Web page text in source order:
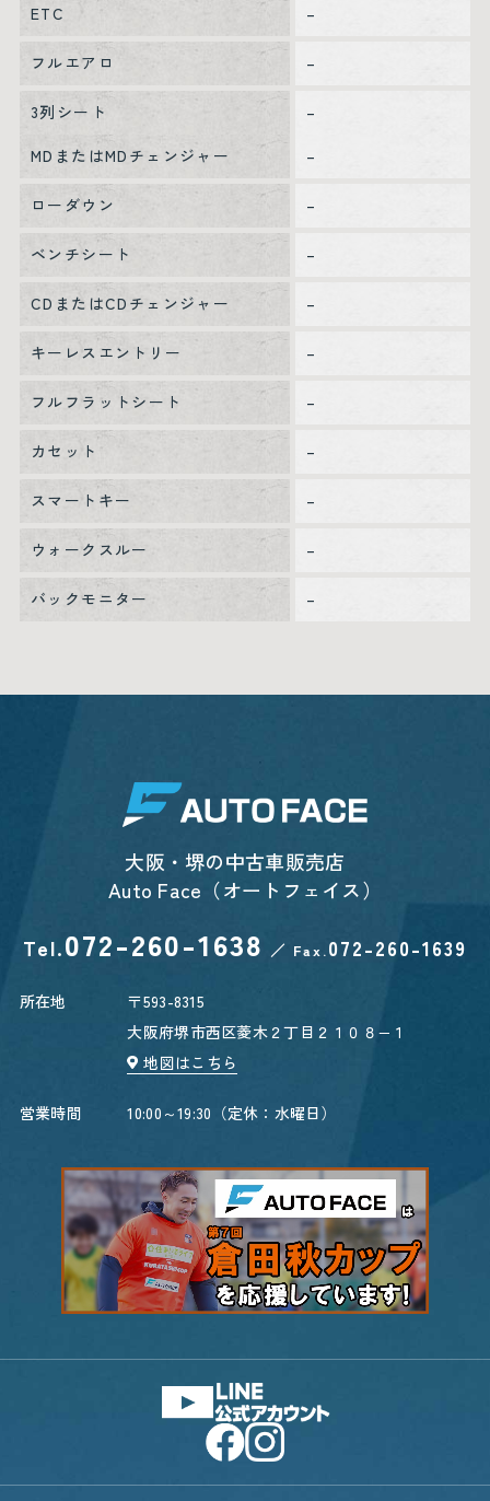
ETC –
フルエアロ –
3列シート
–
MDまたはMDチェンジャー
–
ローダウン –
ベンチシート –
CDまたはCDチェンジャー –
キーレスエントリー –
フルフラットシート –
カセット –
スマートキー –
ウォークスルー –
バックモニター –
大阪・堺の中古車販売店
Auto Face（オートフェイス）
Tel.072-260-1638 ／ Fax.072-260-1639
所在地
〒593-8315
大阪府堺市西区菱木２丁目２１０８−１
地図はこちら
営業時間 10:00～19:30（定休：水曜日）